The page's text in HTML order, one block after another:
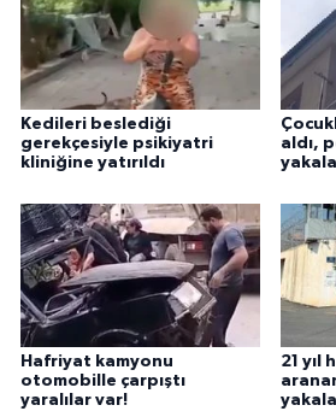
Kedileri beslediği
gerekçesiyle psikiyatri
kliniğine yatırıldı
aldı,
Hafriyat kamyonu
otomobille çarpıştı
yaralılar var!
21 yıl